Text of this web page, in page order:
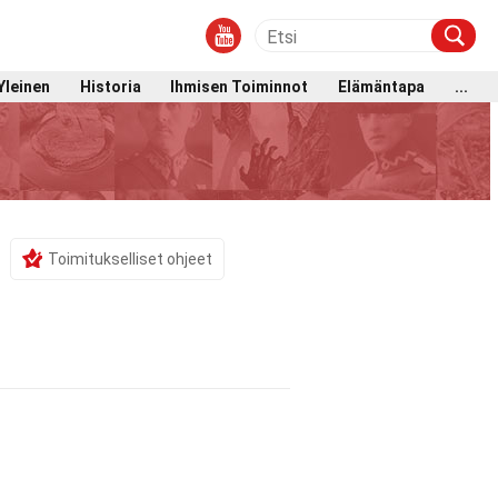
Historia Ihmisen Toiminnot Elämäntapa ...
Toimitukselliset ohjeet